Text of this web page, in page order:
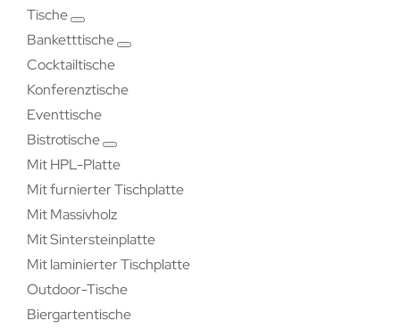
Tische
Banketttische
Cocktailtische
Konferenztische
Eventtische
Bistrotische
Mit HPL-Platte
Mit furnierter Tischplatte
Mit Massivholz
Mit Sintersteinplatte
Mit laminierter Tischplatte
Outdoor-Tische
Biergartentische